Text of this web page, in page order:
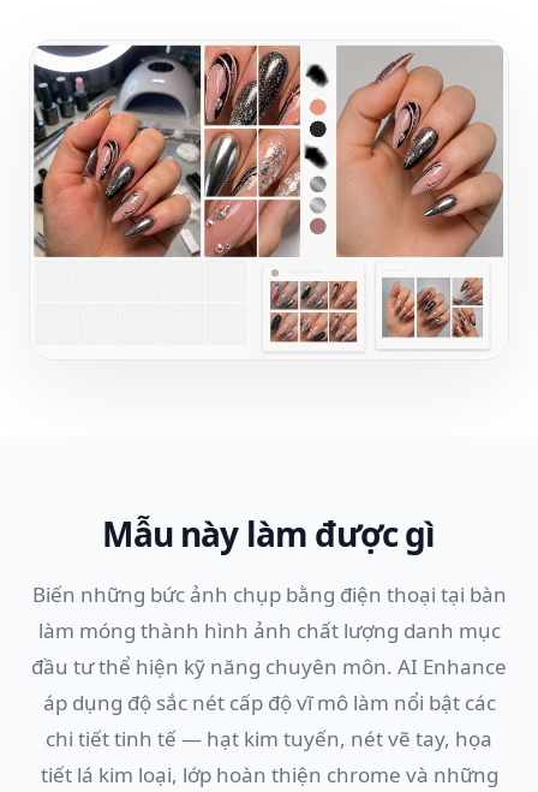
Mẫu này làm được gì
Biến những bức ảnh chụp bằng điện thoại tại bàn
làm móng thành hình ảnh chất lượng danh mục
đầu tư thể hiện kỹ năng chuyên môn. AI Enhance
áp dụng độ sắc nét cấp độ vĩ mô làm nổi bật các
chi tiết tinh tế — hạt kim tuyến, nét vẽ tay, họa
tiết lá kim loại, lớp hoàn thiện chrome và những